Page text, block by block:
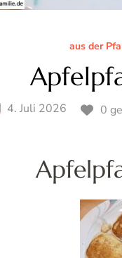
aus der
4. Juli 2026 0